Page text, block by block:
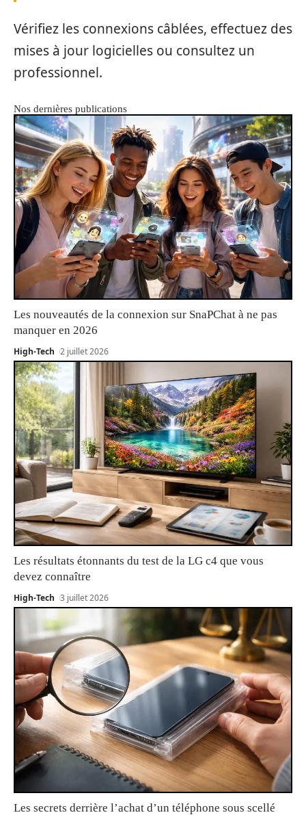
Vérifiez les connexions câblées, effectuez des
mises à jour logicielles ou consultez un
professionnel.
Nos dernières publications
Les nouveautés de la connexion sur SnaPChat à ne pas
manquer en 2026
High-Tech 2 juillet 2026
Les résultats étonnants du test de la LG c4 que vous
devez connaître
High-Tech 3 juillet 2026
Les secrets derrière l’achat d’un téléphone sous scellé